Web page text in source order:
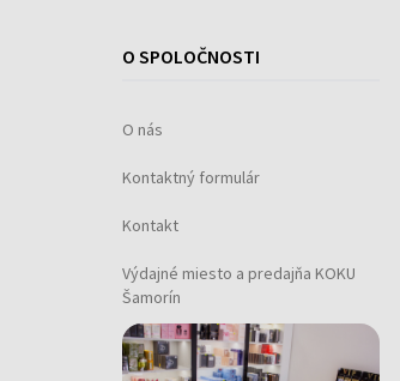
O SPOLOČNOSTI
O nás
Kontaktný formulár
Kontakt
Výdajné miesto a predajňa KOKU
Šamorín